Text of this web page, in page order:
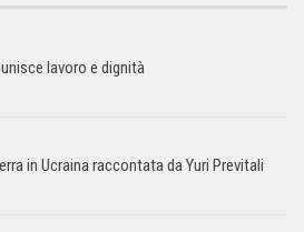
lavoro e dignità
in Ucraina raccontata da Yuri Previtali